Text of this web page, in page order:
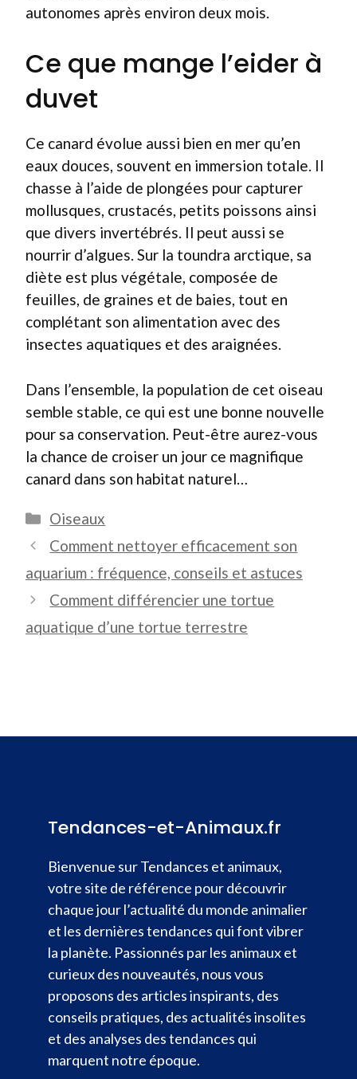
autonomes après environ deux mois.
Ce que mange l’eider à
duvet
Ce canard évolue aussi bien en mer qu’en
eaux douces, souvent en immersion totale. Il
chasse à l’aide de plongées pour capturer
mollusques, crustacés, petits poissons ainsi
que divers invertébrés. Il peut aussi se
nourrir d’algues. Sur la toundra arctique, sa
diète est plus végétale, composée de
feuilles, de graines et de baies, tout en
complétant son alimentation avec des
insectes aquatiques et des araignées.
Dans l’ensemble, la population de cet oiseau
semble stable, ce qui est une bonne nouvelle
pour sa conservation. Peut-être aurez-vous
la chance de croiser un jour ce magnifique
canard dans son habitat naturel…
Catégories
Oiseaux
Comment nettoyer efficacement son
aquarium : fréquence, conseils et astuces
Comment différencier une tortue
aquatique d’une tortue terrestre
Tendances-et-Animaux.fr
Bienvenue sur Tendances et animaux,
votre site de référence pour découvrir
chaque jour l’actualité du monde animalier
et les dernières tendances qui font vibrer
la planète. Passionnés par les animaux et
curieux des nouveautés, nous vous
proposons des articles inspirants, des
conseils pratiques, des actualités insolites
et des analyses des tendances qui
marquent notre époque.